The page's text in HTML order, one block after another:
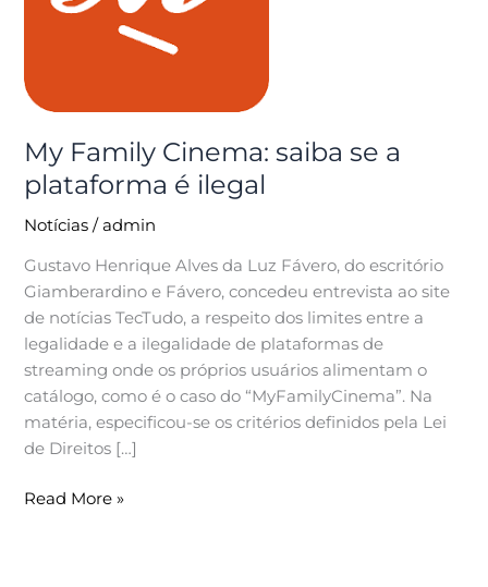
My Family Cinema: saiba se a
plataforma é ilegal
Notícias /admin
Gustavo Henrique Alves da Luz Fávero, do escritório
Giamberardino e Fávero, concedeu entrevista ao site
de notícias TecTudo, a respeito dos limites entre a
legalidade e a ilegalidade de plataformas de
streaming onde os próprios usuários alimentam o
catálogo, como é o caso do “MyFamilyCinema”. Na
matéria, especificou-se os critérios definidos pela Lei
de Direitos […]
ilegal
Read More »